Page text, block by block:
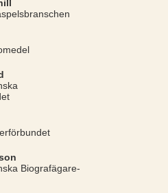
Biografägare­